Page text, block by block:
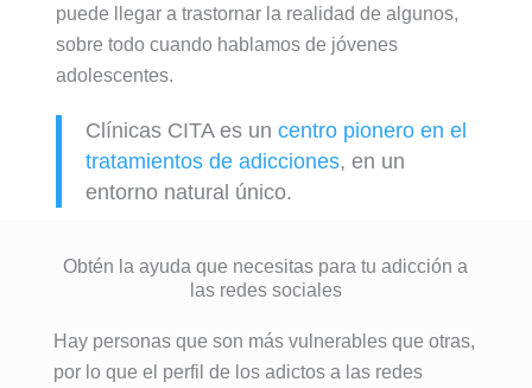
puede llegar a trastornar la realidad de algunos,
sobre todo cuando hablamos de jóvenes
adolescentes.
Clínicas CITA es un centro pionero en el
tratamientos de adicciones, en un
entorno natural único.
Obtén la ayuda que necesitas para tu adicción a
las redes sociales
Hay personas que son más vulnerables que otras,
por lo que el perfil de los adictos a las redes